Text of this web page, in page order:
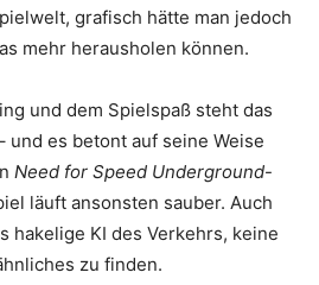
grafisch hätte man jedoch
mehr herausholen können.
und dem Spielspaß steht das
und es betont auf seine Weise
Need for Speed Underground-
läuft ansonsten sauber. Auch
hakelige KI des Verkehrs, keine
zu finden.